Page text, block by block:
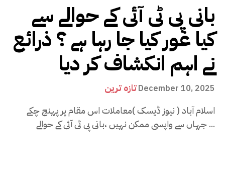
بانی پی ٹی آئی کے حوالے سے
کیا غور کیا جا رہا ہے ؟ ذرائع
نے اہم انکشاف کر دیا
تازہ ترینDecember 10, 2025
جہاں سے واپسی ممکن نہیں ،بانی پی ٹی آئی کے حوالے...